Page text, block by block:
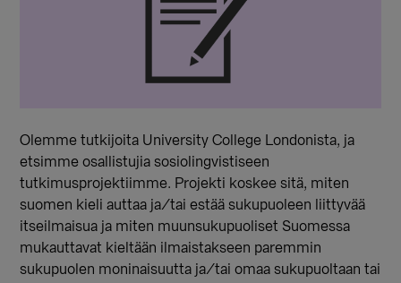
Olemme tutkijoita University College Londonista, ja
etsimme osallistujia sosiolingvistiseen
tutkimusprojektiimme. Projekti koskee sitä, miten
suomen kieli auttaa ja/tai estää sukupuoleen liittyvää
itseilmaisua ja miten muunsukupuoliset Suomessa
mukauttavat kieltään ilmaistakseen paremmin
sukupuolen moninaisuutta ja/tai omaa sukupuoltaan tai